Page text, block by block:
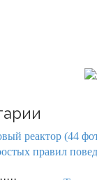
реактор (44
правил